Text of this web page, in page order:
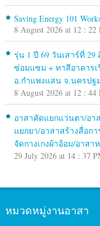
Saving Energy 101
8 August 2026 at 12 : 22
รุ่น 1 ปี 69 วันเสาร์ที่
ซ่อมแซม + ทาสีอาคารเ
อ.กำแพงแสน จ.นครปฐ
8 August 2026 at 12 : 44
อาสาคัดแยกแว่นตา/อา
แยกยา/อาสาสร้างสื่อก
จัดกางเกงผ้าอ้อม/อาส
29 July 2026 at 14 : 37
หมวดหมู่งานอาสา